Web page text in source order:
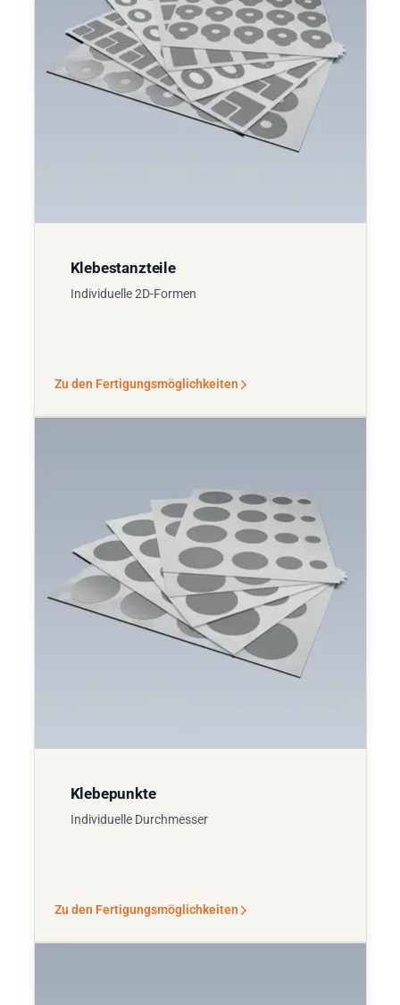
Klebestanzteile
Individuelle 2D-Formen
Zu den Fertigungsmöglichkeiten
Klebepunkte
Individuelle Durchmesser
Zu den Fertigungsmöglichkeiten